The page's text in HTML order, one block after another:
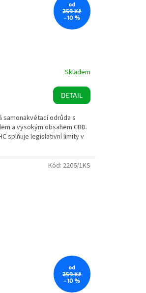
od
259 Kč
–10 %
Skladem
DETAIL
samonakvétací odrůda s
a vysokým obsahem CBD.
splňuje legislativní limity v
od
259 Kč
–10 %
Kód: 2206/1KS